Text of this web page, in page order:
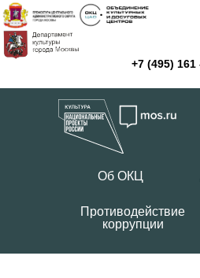
Об ОКЦ
Противодействие
коррупции